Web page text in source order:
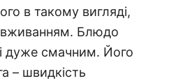
в такому вигляді,
Блюдо
дуже смачним. Його
– швидкість